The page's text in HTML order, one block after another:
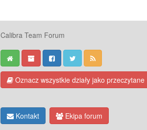
Calibra Team Forum
Oznacz wszystkie działy jako przeczytane
Kontakt Ekipa forum